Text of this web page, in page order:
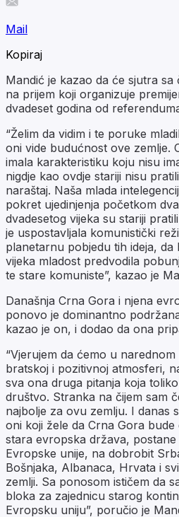
Mail
Kopiraj
Mandić je kazao da će sjutra
na prijem koji organizuje
dvadeset godina od
“Želim da vidim i te poruke
oni vide budućnost ove zemlje.
imala karakteristiku koju nisu
nigdje kao ovdje stariji nisu
naraštaj. Naša mlada
pokret ujedinjenja početkom
dvadesetog vijeka su stariji
je uspostavljala komunistički
planetarnu pobjedu tih ideja,
vijeka mladost predvodila
te stare komuniste”, kazao je
Današnja Crna Gora i njena
ponovo je dominantno
kazao je on, i dodao da ona
“Vjerujem da ćemo u
bratskoj i pozitivnoj atmosferi,
sva ona druga pitanja koja
društvo. Stranka na čijem sam
najbolje za ovu zemlju. I danas
oni koji žele da Crna Gora
stara evropska država,
Evropske unije, na dobrobit
Bošnjaka, Albanaca, Hrvata i
zemlji. Sa ponosom ističem da
bloka za zajednicu starog
Evropsku uniju”, poručio je